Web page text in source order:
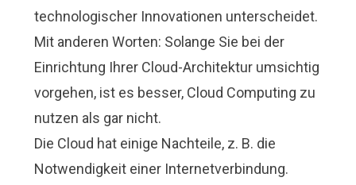
technologischer Innovationen unterscheidet.
Mit anderen Worten: Solange Sie bei der
Einrichtung Ihrer Cloud-Architektur umsichtig
vorgehen, ist es besser, Cloud Computing zu
nutzen als gar nicht.
Die Cloud hat einige Nachteile, z. B. die
Notwendigkeit einer Internetverbindung.